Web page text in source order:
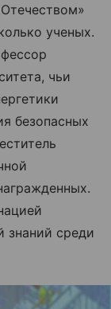
ученых.
чьи
безопасных
знаний среди